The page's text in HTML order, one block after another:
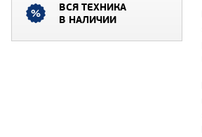
ВСЯ ТЕХНИКА
В НАЛИЧИИ